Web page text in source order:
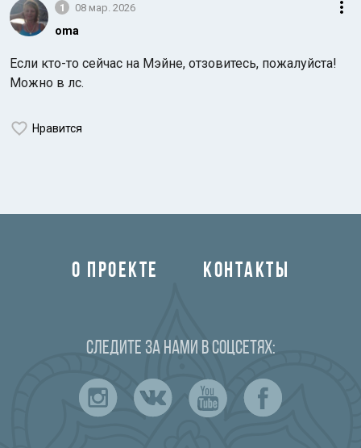
1 08 мар. 2026
oma
Если кто-то сейчас на Мэйне, отзовитесь, пожалуйста!
Можно в лс.
Нравится
О ПРОЕКТЕ КОНТАКТЫ
Следите за нами в соцсетях: